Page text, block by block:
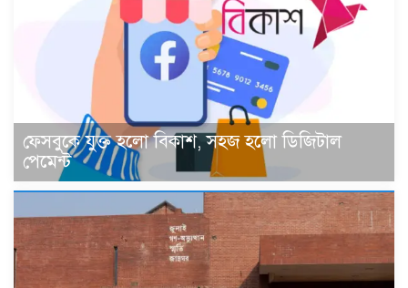
ফেসবুকে যুক্ত হলো বিকাশ, সহজ হলো ডিজিটাল
পেমেন্ট